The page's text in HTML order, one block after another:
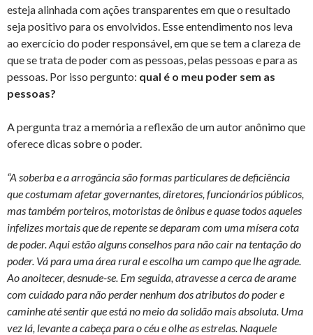
esteja alinhada com ações transparentes em que o resultado
seja positivo para os envolvidos. Esse entendimento nos leva
ao exercício do poder responsável, em que se tem a clareza de
que se trata de poder com as pessoas, pelas pessoas e para as
pessoas. Por isso pergunto: qual é o meu poder sem as
pessoas?
A pergunta traz a memória a reflexão de um autor anônimo que
oferece dicas sobre o poder.
“A soberba e a arrogância são formas particulares de deficiência
que costumam afetar governantes, diretores, funcionários públicos,
mas também porteiros, motoristas de ônibus e quase todos aqueles
infelizes mortais que de repente se deparam com uma mísera cota
de poder. Aqui estão alguns conselhos para não cair na tentação do
poder. Vá para uma área rural e escolha um campo que lhe agrade.
Ao anoitecer, desnude-se. Em seguida, atravesse a cerca de arame
com cuidado para não perder nenhum dos atributos do poder e
caminhe até sentir que está no meio da solidão mais absoluta. Uma
vez lá, levante a cabeça para o céu e olhe as estrelas. Naquele